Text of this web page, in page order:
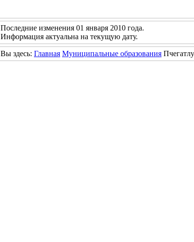
Последние изменения 01 января 2010 года.
Информация актуальна на текущую дату.
Вы здесь: Главная Муниципальные образования